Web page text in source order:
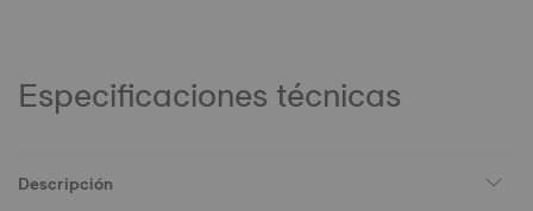
Especificaciones técnicas
Descripción